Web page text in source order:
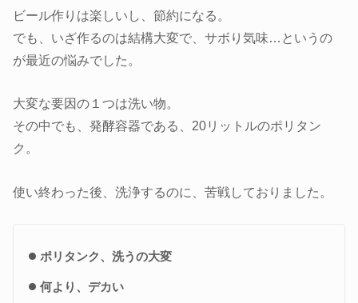
ビール作りは楽しいし、節約になる。
でも、いざ作るのは結構大変で、サボり気味…というの
が最近の悩みでした。
大変な要因の１つは洗い物。
その中でも、発酵容器である、20リットルのポリタン
ク。
使い終わった後、洗浄するのに、苦戦しておりました。
ポリタンク、洗うの大変
何より、デカい